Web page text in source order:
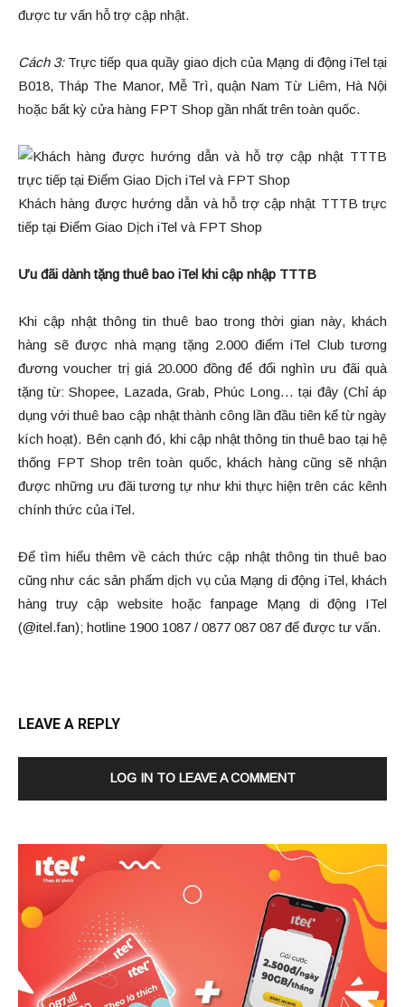
được tư vấn hỗ trợ cập nhật.
Cách 3: Trực tiếp qua quầy giao dịch của Mạng di động iTel tại
B018, Tháp The Manor, Mễ Trì, quận Nam Từ Liêm, Hà Nội
hoặc bất kỳ cửa hàng FPT Shop gần nhất trên toàn quốc.
Khách hàng được hướng dẫn và hỗ trợ cập nhật TTTB trực
tiếp tại Điểm Giao Dịch iTel và FPT Shop
Ưu đãi dành tặng thuê bao iTel khi cập nhập TTTB
Khi cập nhật thông tin thuê bao trong thời gian này, khách
hàng sẽ được nhà mạng tặng 2.000 điểm iTel Club tương
đương voucher trị giá 20.000 đồng để đổi nghìn ưu đãi quà
tặng từ: Shopee, Lazada, Grab, Phúc Long… tại đây (Chỉ áp
dụng với thuê bao cập nhật thành công lần đầu tiên kể từ ngày
kích hoạt). Bên cạnh đó, khi cập nhật thông tin thuê bao tại hệ
thống FPT Shop trên toàn quốc, khách hàng cũng sẽ nhận
được những ưu đãi tương tự như khi thực hiện trên các kênh
chính thức của iTel.
Để tìm hiểu thêm về cách thức cập nhật thông tin thuê bao
cũng như các sản phẩm dịch vụ của Mạng di động iTel, khách
hàng truy cập website hoặc fanpage Mạng di động ITel
(@itel.fan); hotline 1900 1087 / 0877 087 087 để được tư vấn.
LEAVE A REPLY
LOG IN TO LEAVE A COMMENT